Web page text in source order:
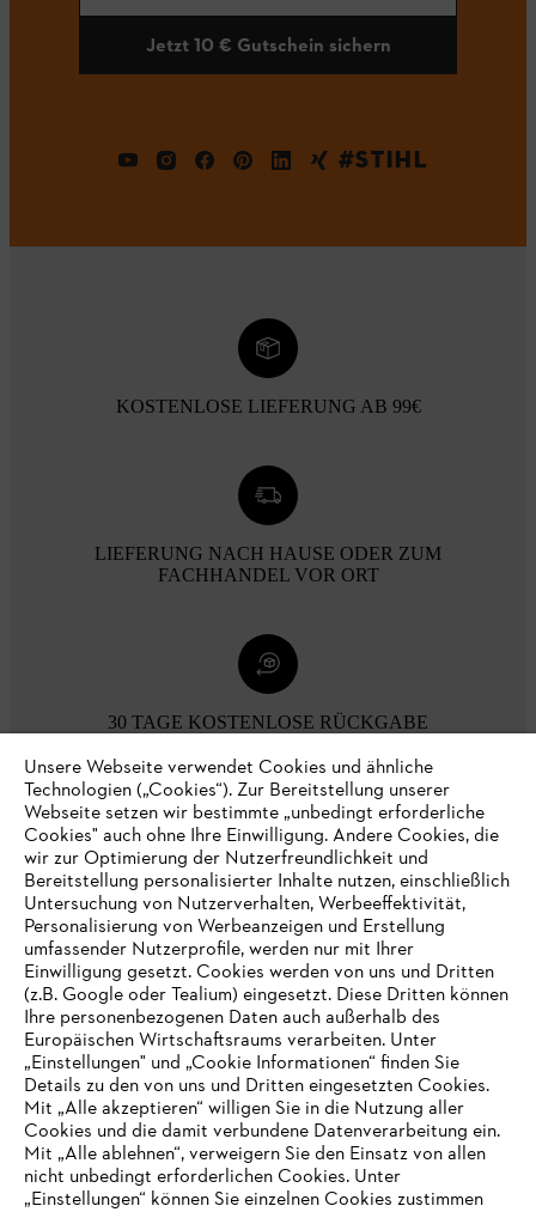
Jetzt 10 € Gutschein sichern
#STIHL
KOSTENLOSE LIEFERUNG AB 99€
LIEFERUNG NACH HAUSE ODER ZUM
FACHHANDEL VOR ORT
30 TAGE KOSTENLOSE RÜCKGABE
Zahlungsmöglichkeiten
Unternehmen
Online Shop
IHR BROWSER WIRD NICHT
Unsere Webseite verwendet Cookies und ähnliche
Technologien („Cookies“). Zur Bereitstellung unserer
Webseite setzen wir bestimmte „unbedingt erforderliche
Cookies" auch ohne Ihre Einwilligung. Andere Cookies, die
wir zur Optimierung der Nutzerfreundlichkeit und
Bereitstellung personalisierter Inhalte nutzen, einschließlich
Untersuchung von Nutzerverhalten, Werbeeffektivität,
Personalisierung von Werbeanzeigen und Erstellung
umfassender Nutzerprofile, werden nur mit Ihrer
Einwilligung gesetzt. Cookies werden von uns und Dritten
(z.B. Google oder Tealium) eingesetzt. Diese Dritten können
Ihre personenbezogenen Daten auch außerhalb des
Europäischen Wirtschaftsraums verarbeiten. Unter
„Einstellungen" und „Cookie Informationen“ finden Sie
Details zu den von uns und Dritten eingesetzten Cookies.
Mit „Alle akzeptieren“ willigen Sie in die Nutzung aller
Cookies und die damit verbundene Datenverarbeitung ein.
Mit „Alle ablehnen“, verweigern Sie den Einsatz von allen
nicht unbedingt erforderlichen Cookies. Unter
„Einstellungen“ können Sie einzelnen Cookies zustimmen